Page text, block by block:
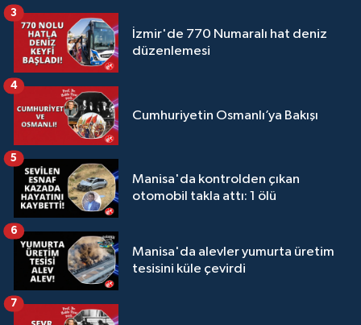
İzmir'de 770 Numaralı hat deniz
düzenlemesi
3
Cumhuriyetin Osmanlı’ya Bakışı
4
Manisa'da kontrolden çıkan
otomobil takla attı: 1 ölü
5
Manisa'da alevler yumurta üretim
tesisini küle çevirdi
6
7